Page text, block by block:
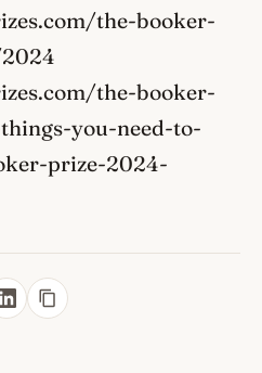
the-booker-
the-booker-
you-need-to-
prize-2024-